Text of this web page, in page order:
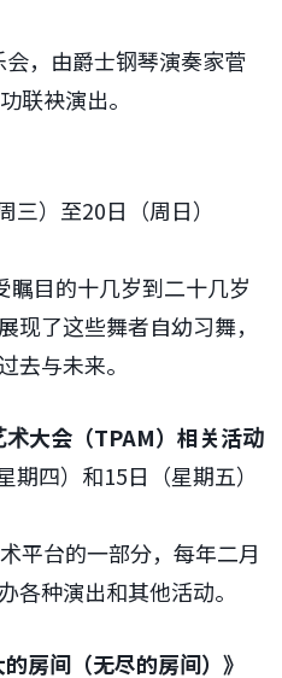
，由爵士钢琴演奏家菅
联袂演出。
三）至20日（周日）
瞩目的十几岁到二十几岁
现了这些舞者自幼习舞，
去与未来。
大会（TPAM）相关活动
期四）和15日（星期五）
平台的一部分，每年二月
各种演出和其他活动。
房间（无尽的房间）》